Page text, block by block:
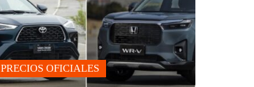
PRECIOS OFICIALES